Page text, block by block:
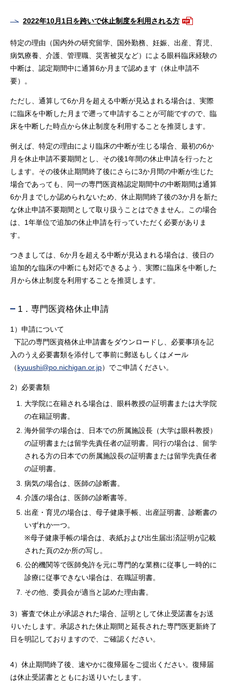
2022年10月1日を跨いで休止制度を利用される方
特定の理由（国内外の研究留学、国外勤務、妊娠、出産、育児、
病気療養、介護、管理職、災害被災など）による眼科臨床経験の
中断は、認定期間中に通算6か月まで認めます（休止申請不
要）。
ただし、通算して6か月を超える中断が見込まれる場合は、実際
に臨床を中断した月まで遡って申請することが可能ですので、臨
床を中断した時点から休止制度を利用することを推奨します。
例えば、特定の理由により臨床の中断が生じる場合、最初の6か
月を休止申請不要期間とし、その後1年間の休止申請を行ったと
します。その後休止期間終了後にさらに3か月間の中断が生じた
場合であっても、同一の専門医資格認定期間中の中断期間は通算
6か月までしか認められないため、休止期間終了後の3か月を新た
な休止申請不要期間として取り扱うことはできません。この場合
は、1年単位で追加の休止申請を行っていただく必要がありま
す。
つきましては、6か月を超える中断が見込まれる場合は、後日の
追加的な臨床の中断にも対応できるよう、実際に臨床を中断した
月から休止制度を利用することを推奨します。
1．専門医資格休止申請
1）申請について
下記の専門医資格休止申請書をダウンロードし、必要事項を記
入のうえ必要書類を添付して事前に郵送もしくはメール
（kyuushi@po.nichigan.or.jp）でご申請ください。
2）必要書類
大学院に在籍される場合は、眼科教授の証明書または大学院
の在籍証明書。
海外留学の場合は、日本での所属施設長（大学は眼科教授）
の証明書または留学先責任者の証明書。同行の場合は、留学
される方の日本での所属施設長の証明書または留学先責任者
の証明書。
病気の場合は、医師の診断書。
介護の場合は、医師の診断書等。
出産・育児の場合は、母子健康手帳、出産証明書、診断書の
いずれか一つ。
※母子健康手帳の場合は、表紙および出生届出済証明が記載
された頁の2か所の写し。
公的機関等で医師免許を元に専門的な業務に従事し一時的に
診療に従事できない場合は、在職証明書。
その他、委員会が適当と認めた理由書。
3）審査で休止が承認された場合、証明として休止受諾書をお送
りいたします。承認された休止期間と延長された専門医更新終了
日を明記しておりますので、ご確認ください。
4）休止期間終了後、速やかに復帰届をご提出ください。復帰届
は休止受諾書とともにお送りいたします。